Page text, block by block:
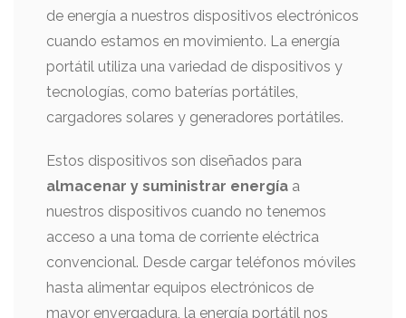
de energía a nuestros dispositivos electrónicos
cuando estamos en movimiento. La energía
portátil utiliza una variedad de dispositivos y
tecnologías, como baterías portátiles,
cargadores solares y generadores portátiles.
Estos dispositivos son diseñados para
almacenar y suministrar energía a
nuestros dispositivos cuando no tenemos
acceso a una toma de corriente eléctrica
convencional. Desde cargar teléfonos móviles
hasta alimentar equipos electrónicos de
mayor envergadura, la energía portátil nos